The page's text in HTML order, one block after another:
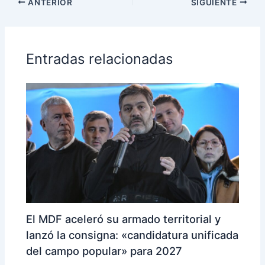
ANTERIOR SIGUIENTE
Entradas relacionadas
El MDF aceleró su armado territorial y
lanzó la consigna: «candidatura unificada
del campo popular» para 2027